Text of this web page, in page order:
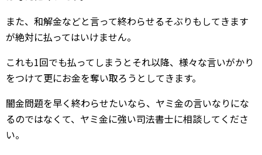
また、和解金などと言って終わらせるそぶりもしてきます
が絶対に払ってはいけません。
これも1回でも払ってしまうとそれ以降、様々な言いがかり
をつけて更にお金を奪い取ろうとしてきます。
闇金問題を早く終わらせたいなら、ヤミ金の言いなりにな
るのではなくて、ヤミ金に強い司法書士に相談してくださ
い。